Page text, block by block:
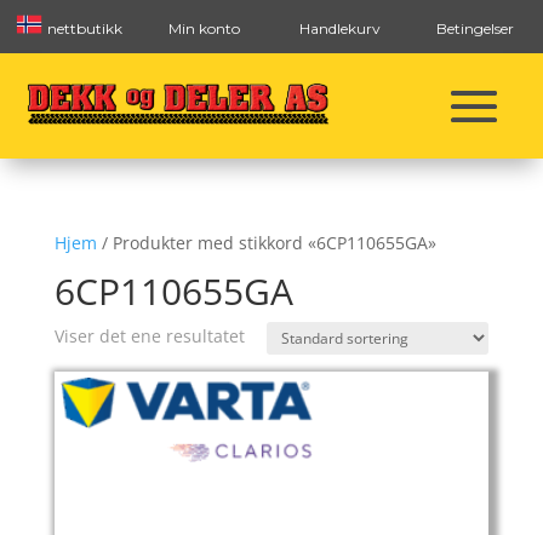
nettbutikk Min konto Handlekurv Betingelser
Hjem / Produkter med stikkord «6CP110655GA»
6CP110655GA
Viser det ene resultatet